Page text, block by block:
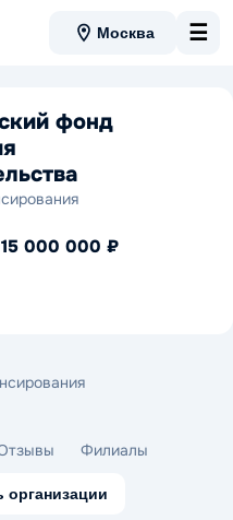
Москва ☰
фонд
000 000 ₽
Филиалы
организации